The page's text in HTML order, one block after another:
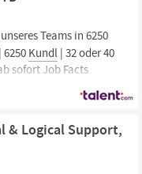
Teams in 6250
Kundl | 32 oder 40
sofort Job Facts
vertrauen wir dir an
& Logical Support,